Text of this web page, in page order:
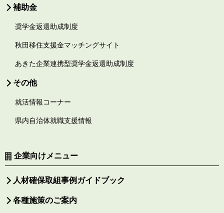
補助金
奨学金返還助成制度
秋田移住支援金マッチングサイト
あきた企業連携型奨学金返還助成制度
その他
就活情報コーナー
県内自治体就職支援情報
企業向けメニュー
人材確保取組事例ガイドブック
各種施策のご案内